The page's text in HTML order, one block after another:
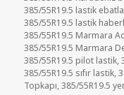
385/55R19.5 lastik
385/55R19.5 lastik
385/55R19.5 Marmara
385/55R19.5 Marmara
385/55R19.5 pilot lastik,
385/55R19.5 sıfır lastik,
Topkapı,385/55R19.5